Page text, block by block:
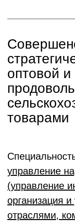
оптовой и
товарами
управление
(управление
организация
отраслями,